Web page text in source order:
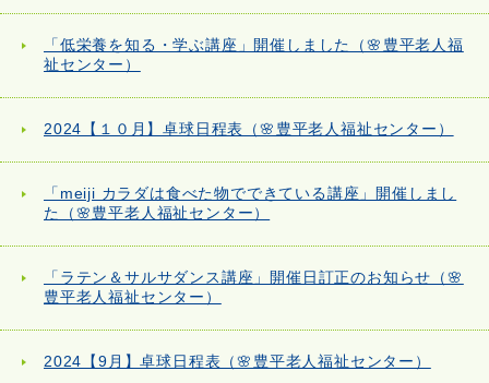
「低栄養を知る・学ぶ講座」開催しました（🌸豊平老人福
祉センター）
2024【１０月】卓球日程表（🌸豊平老人福祉センター）
「meiji カラダは食べた物でできている講座」開催しまし
た（🌸豊平老人福祉センター）
「ラテン＆サルサダンス講座」開催日訂正のお知らせ（🌸
豊平老人福祉センター）
2024【9月】卓球日程表（🌸豊平老人福祉センター）